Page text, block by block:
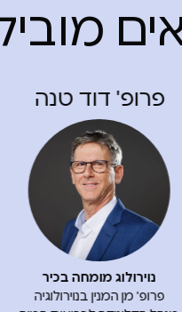
נתן בורנשטיין
מומחה בכיר
במרכז הרפואי שערי צדק